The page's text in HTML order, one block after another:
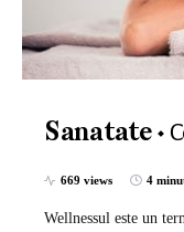
Sanatate
669 views 4
Wellnessul este un